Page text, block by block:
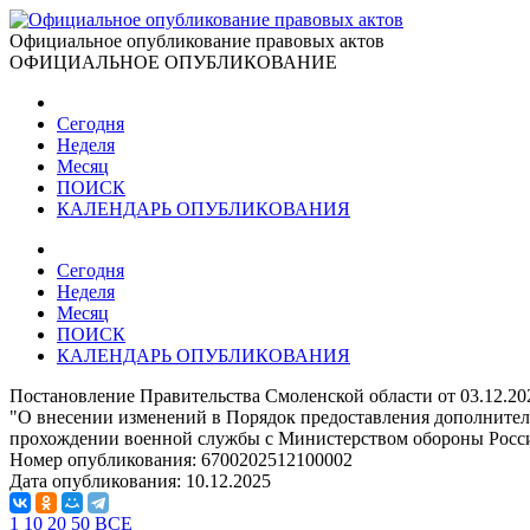
Официальное опубликование правовых актов
ОФИЦИАЛЬНОЕ ОПУБЛИКОВАНИЕ
Сегодня
Неделя
Месяц
ПОИСК
КАЛЕНДАРЬ ОПУБЛИКОВАНИЯ
Сегодня
Неделя
Месяц
ПОИСК
КАЛЕНДАРЬ ОПУБЛИКОВАНИЯ
Постановление Правительства Смоленской области от
"О внесении изменений в Порядок предоставления
прохождении военной службы с Министерством обороны
Номер опубликования: 6700202512100002
Дата опубликования: 10.12.2025
1 10 20 50 ВСЕ